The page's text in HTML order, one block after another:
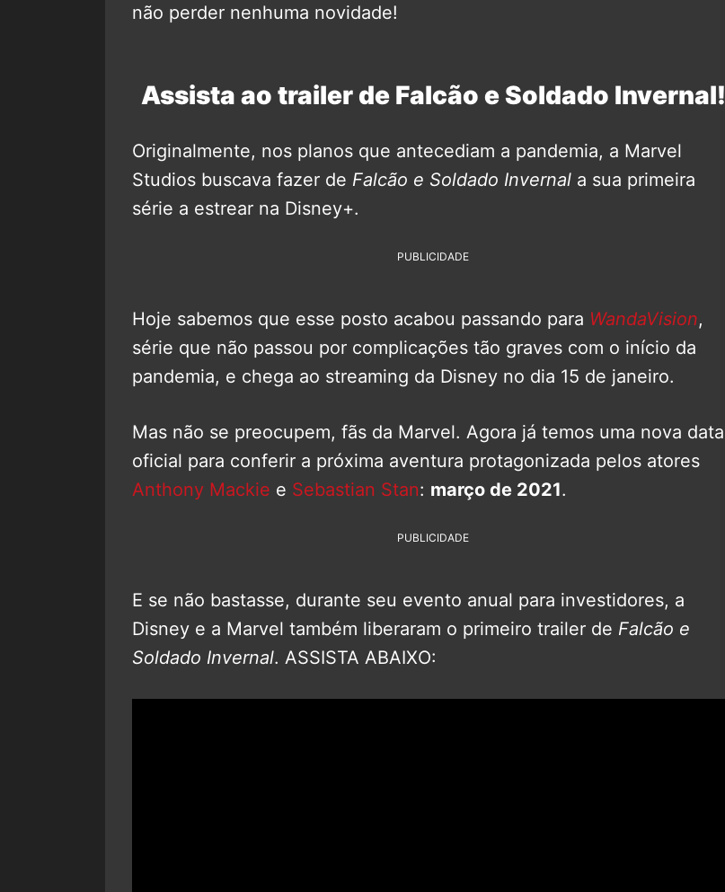
não perder nenhuma novidade!
Assista ao trailer de Falcão e Soldado Invernal!
Originalmente, nos planos que antecediam a pandemia, a Marvel
Studios buscava fazer de Falcão e Soldado Invernal a sua primeira
série a estrear na Disney+.
PUBLICIDADE
Hoje sabemos que esse posto acabou passando para WandaVision,
série que não passou por complicações tão graves com o início da
pandemia, e chega ao streaming da Disney no dia 15 de janeiro.
Mas não se preocupem, fãs da Marvel. Agora já temos uma nova data
oficial para conferir a próxima aventura protagonizada pelos atores
Anthony Mackie e Sebastian Stan: março de 2021.
PUBLICIDADE
E se não bastasse, durante seu evento anual para investidores, a
Disney e a Marvel também liberaram o primeiro trailer de Falcão e
Soldado Invernal. ASSISTA ABAIXO: